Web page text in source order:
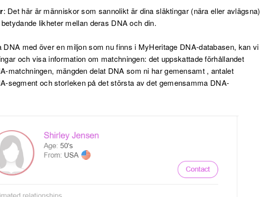
: Det här är människor som sannolikt är dina släktingar (nära eller avlägsna)
likheter mellan deras DNA och din.
DNA med över en miljon som nu finns i MyHeritage DNA-databasen, kan vi
och visa information om matchningen: det uppskattade förhållandet
matchningen, mängden delat DNA som ni har gemensamt , antalet
segment och storleken på det största av det gemensamma DNA-